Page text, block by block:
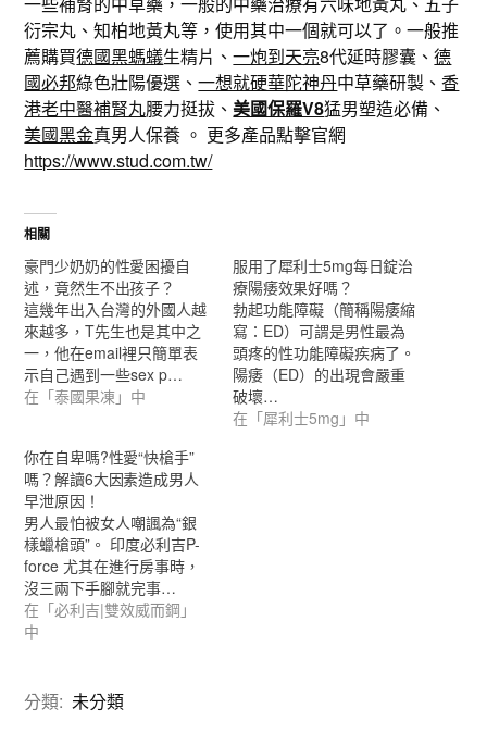
衍宗丸、知柏地黃丸等，使用其中一個就可以了。一般推
薦購買德國黑螞蟻生精片、一炮到天亮8代延時膠囊、德
國必邦綠色壯陽優選、一想就硬華陀神丹中草藥研製、香
港老中醫補腎丸腰力挺拔、美國保羅V8猛男塑造必備、
美國黑金真男人保養 。 更多產品點擊官網
https://www.stud.com.tw/
相關
豪門少奶奶的性愛困擾自
述，竟然生不出孩子？
這幾年出入台灣的外國人越
來越多，T先生也是其中之
一，他在email裡只簡單表
示自己遇到一些sex p…
在「泰國果凍」中
服用了犀利士5mg每日錠治
療陽痿效果好嗎？
勃起功能障礙（簡稱陽痿縮
寫：ED）可謂是男性最為
頭疼的性功能障礙疾病了。
陽痿（ED）的出現會嚴重
破壞…
在「犀利士5mg」中
你在自卑嗎?性愛“快槍手”
嗎？解讀6大因素造成男人
早泄原因！
男人最怕被女人嘲諷為“銀
樣蠟槍頭”。 印度必利吉P-
force 尤其在進行房事時，
沒三兩下手腳就完事…
在「必利吉|雙效威而鋼」
中
分類: 未分類